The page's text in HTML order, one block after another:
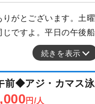
りがとございます。土
ですよ。平日の午後
続きを表示